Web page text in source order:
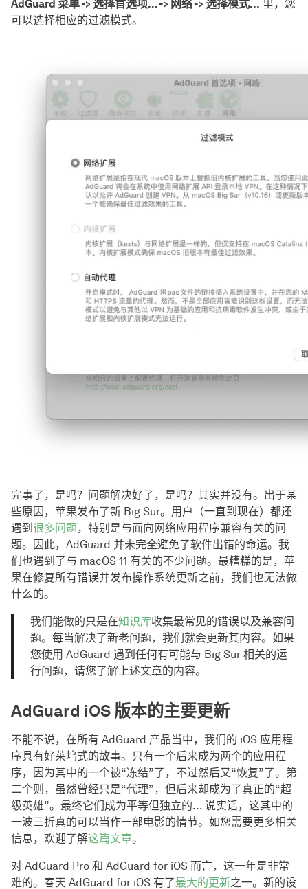
AdGuard 菜单 -> 选择首选项... -> 网络 -> 选择模式... 里，您
可以选择相应的过滤模式。
完事了，是吗？问题解决好了，是吗？其实并没有。出于某
些原因，苹果发布了新 Big Sur。用户（一直到现在）都还
遇到 很多问题，特别是与面向网络应用程序兼容有关的问
题。因此，AdGuard 并未完全避免了软件出错的命运。我
们也遇到了与 macOS 11 有关的不少问题。最糟糕的是，苹
果在修复所有错误并发布操作系统更新之前，我们也无法做
什么的。
我们能做的只是在知识库收集最常见的错误以及兼容问
题。每当解决了新老问题，我们就会更新其内容。如果
您使用 AdGuard 遇到任何有可能与 Big Sur 相关的运
行问题，请您了解上述文章的内容。
AdGuard iOS 版本的主要更新
不能不说，在所有 AdGuard 产品当中，我们的 iOS 应用程
序具有好莱坞式的故事。只有一个后来成为两个的应用程
序，因为其中的一个被“冻结”了，不过然后又“恢复”了。第
二个则，虽然曾经只是“代理”，但后来却成为了真正的“超
级英雄”。最终它们成为平等但独立的... 说实话，这其中的
一波三折真的可以当作一部电影的情节。如您需要更多相关
信息，欢迎了解这篇文章。
对 AdGuard Pro 和 AdGuard for iOS 而言，这一年是非常
难的。春天 AdGuard for iOS 有了最大的更新之一。新的设